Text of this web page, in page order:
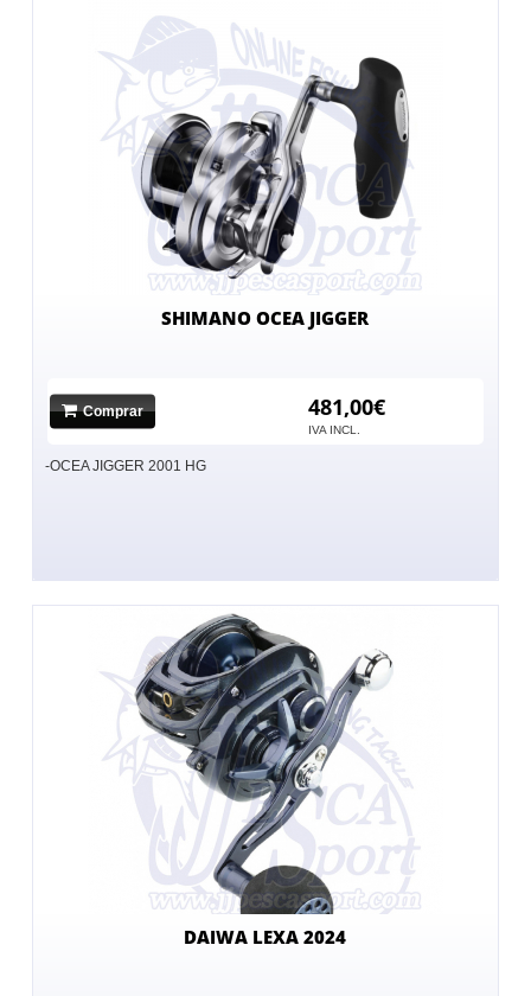
SHIMANO OCEA JIGGER
Comprar 481,00€
IVA INCL.
-OCEA JIGGER 2001 HG
DAIWA LEXA 2024